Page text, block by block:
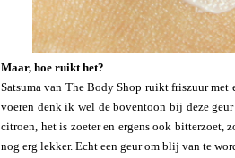
Maar, hoe ruikt het?
Satsuma van The Body Shop ruikt friszuur
voeren denk ik wel de boventoon bij deze
citroen, het is zoeter en ergens ook bitterzoet,
nog erg lekker. Echt een geur om blij van te